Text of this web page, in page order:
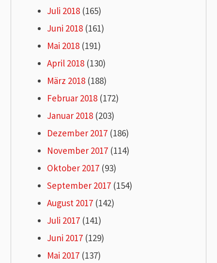
Juli 2018 (165)
Juni 2018 (161)
Mai 2018 (191)
April 2018 (130)
März 2018 (188)
Februar 2018 (172)
Januar 2018 (203)
Dezember 2017 (186)
November 2017 (114)
Oktober 2017 (93)
September 2017 (154)
August 2017 (142)
Juli 2017 (141)
Juni 2017 (129)
Mai 2017 (137)